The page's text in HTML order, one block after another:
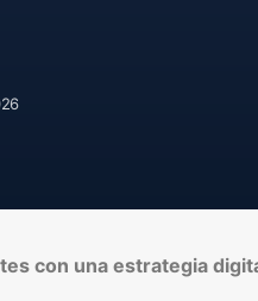
con una estrategia